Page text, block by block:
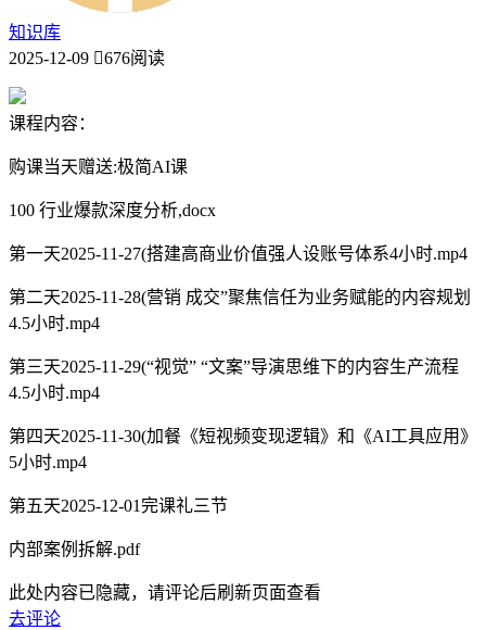
知识库
2025-12-09
676阅读
课程内容：
购课当天赠送:极简AI课
100 行业爆款深度分析,docx
第一天2025-11-27(搭建高商业价值强人设账号体系4小时.mp4
第二天2025-11-28(营销 成交”聚焦信任为业务赋能的内容规划
4.5小时.mp4
第三天2025-11-29(“视觉” “文案”导演思维下的内容生产流程
4.5小时.mp4
第四天2025-11-30(加餐《短视频变现逻辑》和《AI工具应用》
5小时.mp4
第五天2025-12-01完课礼三节
内部案例拆解.pdf
此处内容已隐藏，请评论后刷新页面查看
去评论